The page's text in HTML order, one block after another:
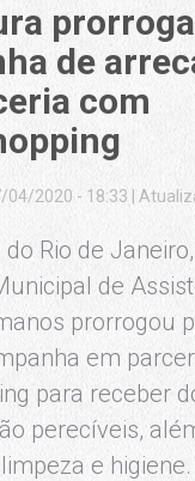
prorroga
de
com
04/2020 - 18:33
Rio de
de
prorrogou
em
para receber
perecíveis,
e higiene.